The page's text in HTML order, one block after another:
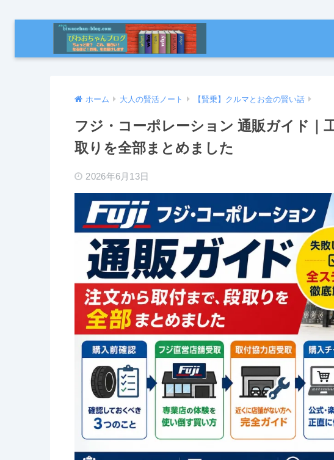
ホーム 大人の賢活ノート 【賢乗】クルマとお金の賢い話
フジ・コーポレーション 通販ガイド｜
取りを全部まとめました
2026年6月13日